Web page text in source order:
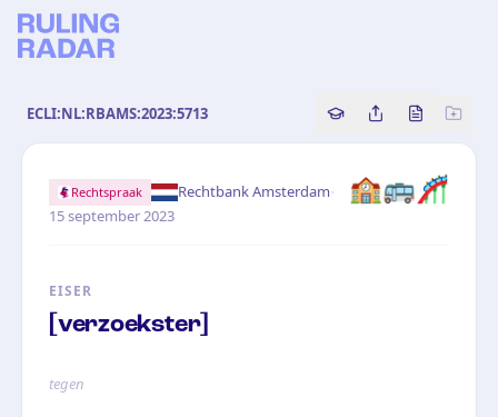
ECLI:NL:RBAMS:2023:5713 Copy source
Share this
Bekijk
🏫🚌🎢
Rechtspraak Rechtbank Amsterdam·
15 september 2023
EISER
[verzoekster]
tegen